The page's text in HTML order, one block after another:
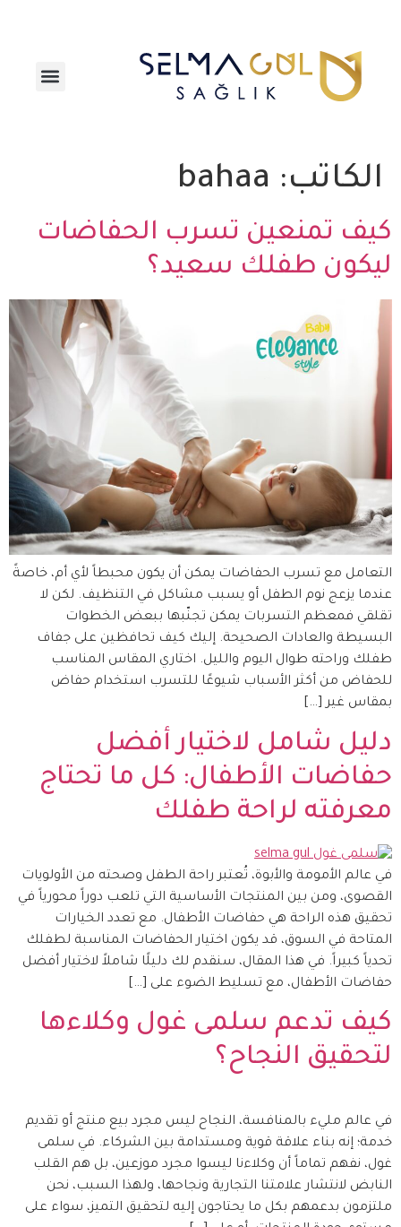
الكاتب: bahaa
كيف تمنعين تسرب الحفاضات
ليكون طفلك سعيد؟
التعامل مع تسرب الحفاضات يمكن أن يكون محبطاً لأي أم، خاصةً
عندما يزعج نوم الطفل أو يسبب مشاكل في التنظيف. لكن لا
تقلقي فمعظم التسربات يمكن تجنّبها ببعض الخطوات
البسيطة والعادات الصحيحة. إليك كيف تحافظين على جفاف
طفلك وراحته طوال اليوم والليل. اختاري المقاس المناسب
للحفاض من أكثر الأسباب شيوعًا للتسرب استخدام حفاض
بمقاس غير […]
دليل شامل لاختيار أفضل
حفاضات الأطفال: كل ما تحتاج
معرفته لراحة طفلك
في عالم الأمومة والأبوة، تُعتبر راحة الطفل وصحته من الأولويات
القصوى، ومن بين المنتجات الأساسية التي تلعب دوراً محورياً في
تحقيق هذه الراحة هي حفاضات الأطفال. مع تعدد الخيارات
المتاحة في السوق، قد يكون اختيار الحفاضات المناسبة لطفلك
تحدياً كبيراً. في هذا المقال، سنقدم لك دليلًا شاملاً لاختيار أفضل
حفاضات الأطفال، مع تسليط الضوء على […]
كيف تدعم سلمى غول وكلاءها
لتحقيق النجاح؟
في عالم مليء بالمنافسة، النجاح ليس مجرد بيع منتج أو تقديم
خدمة؛ إنه بناء علاقة قوية ومستدامة بين الشركاء. في سلمى
غول، نفهم تماماً أن وكلاءنا ليسوا مجرد موزعين، بل هم القلب
النابض لانتشار علامتنا التجارية ونجاحها، ولهذا السبب، نحن
ملتزمون بدعمهم بكل ما يحتاجون إليه لتحقيق التميز، سواء على